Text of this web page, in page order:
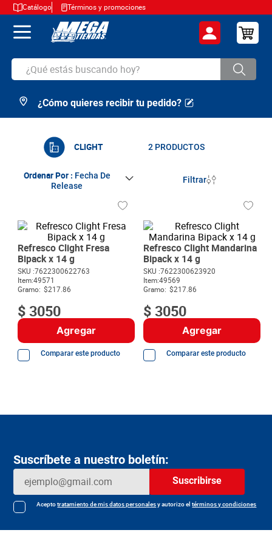
Catálogo Términos y promociones
¿Qué estás buscando hoy?
TÉRMINOS MÁS BUSCADOS
arroz
cafe
6.
azucar
7.
huevos
8.
detergente
9
queso
10. papa
¿Cómo quieres recibir tu pedido?
CLIGHT 2 PRODUCTOS
Ordenar Por
Fecha De
Release
Filtrar
Refresco Clight Fresa
Bipack x 14 g
SKU :7622300622763
Item:49571
Gramo: $217.86
$ 3050
Agregar
Comparar este producto
Refresco Clight Mandarina
Bipack x 14 g
SKU :7622300623920
Item:49569
Gramo: $217.86
$ 3050
Agregar
Comparar este producto
Suscríbete a nuestro boletín:
Suscribirse
Aceptotratamiento de mis datos personalesy autorizo eltérminos y condiciones